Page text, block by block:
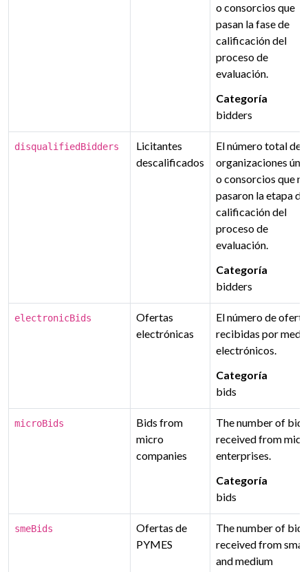
o consorcios que
pasan la fase de
calificación del
proceso de
evaluación.
Categoría
bidders
disqualifiedBidders
Licitantes
descalificados
El número total de
organizaciones
o consorcios que no
pasaron la etapa de
calificación del
proceso de
evaluación.
Categoría
bidders
electronicBids
Ofertas
electrónicas
El número de
recibidas por
electrónicos.
Categoría
bids
microBids
Bids from
micro
companies
The number of bids
received from
enterprises.
Categoría
bids
smeBids
Ofertas de
PYMES
The number of bids
received from small
and medium